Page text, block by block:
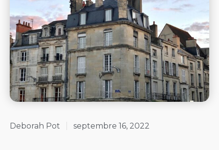
Deborah Pot septembre 16, 2022